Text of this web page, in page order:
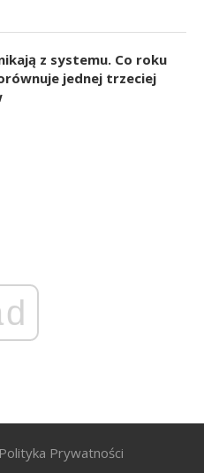
z systemu. Co roku
jednej trzeciej
Polityka Prywatności